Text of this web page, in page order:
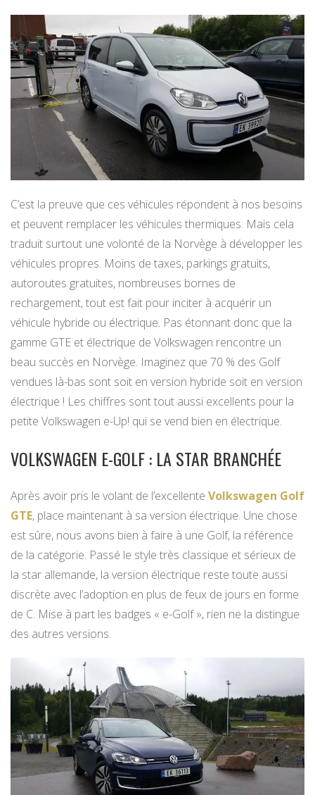
C’est la preuve que ces véhicules répondent à nos besoins
et peuvent remplacer les véhicules thermiques. Mais cela
traduit surtout une volonté de la Norvège à développer les
véhicules propres. Moins de taxes, parkings gratuits,
autoroutes gratuites, nombreuses bornes de
rechargement, tout est fait pour inciter à acquérir un
véhicule hybride ou électrique. Pas étonnant donc que la
gamme GTE et électrique de Volkswagen rencontre un
beau succès en Norvège. Imaginez que 70 % des Golf
vendues là-bas sont soit en version hybride soit en version
électrique ! Les chiffres sont tout aussi excellents pour la
petite Volkswagen e-Up! qui se vend bien en électrique.
VOLKSWAGEN E-GOLF : LA STAR BRANCHÉE
Après avoir pris le volant de l’excellente Volkswagen Golf
GTE, place maintenant à sa version électrique. Une chose
est sûre, nous avons bien à faire à une Golf, la référence
de la catégorie. Passé le style très classique et sérieux de
la star allemande, la version électrique reste toute aussi
discrète avec l’adoption en plus de feux de jours en forme
de C. Mise à part les badges « e-Golf », rien ne la distingue
des autres versions.